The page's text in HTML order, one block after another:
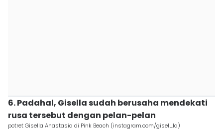
6. Padahal, Gisella sudah berusaha mendekati
rusa tersebut dengan pelan-pelan
potret Gisella Anastasia di Pink Beach (instagram.com/gisel_la)